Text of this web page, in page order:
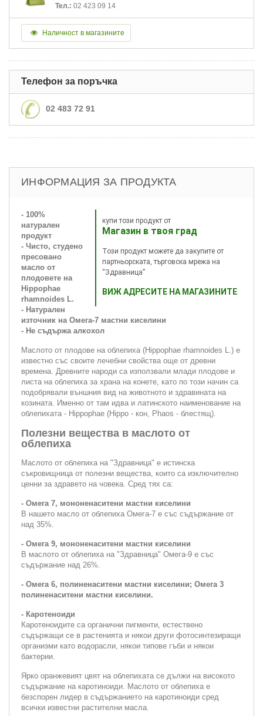
Тел.: 02 423 09 14
Наличност в магазините
Телефон за поръчка
02 483 72 91
ИНФОРМАЦИЯ ЗА ПРОДУКТА
купи този продукт от
Магазин в твоя град
Този продукт можете да закупите от
партньорската, търговска мрежа на
“Здравница”
ВИЖ АДРЕСИТЕ НА МАГАЗИНИТЕ
- 100%
натурален
продукт
- Чисто, студено
пресовано
масло от
плодовете на
Hippophae
rhamnoides L.
- Натурален
източник на Омега-7 мастни киселини
- Не съдържа алкохол
Маслото от плодове на облепиха (Hippophae rhamnoides L.) е
известно със своите лечебни свойства още от древни
времена. Древните народи са използвали млади плодове и
листа на облепиха за храна на конете, като по този начин са
подобрявали външния вид на животното и здравината на
козината. Именно от там идва и латинското наименование на
облепихата - Hippophae (Hippo - кон, Phaos - блестящ).
Полезни вещества в маслото от
облепиха
Маслото от облепиха на "Здравница" е истинска
съкровищница от полезни вещества, които са изключително
ценни за здравето на човека. Сред тях са:
- Омега 7, мононенаситени мастни киселини
В нашето масло от облепиха Омега-7 е със съдържание от
над 35%.
- Омега 9, мононенаситени мастни киселини
В маслото от облепиха на "Здравница" Омега-9 е със
съдържание над 26%.
- Омега 6, полиненаситени мастни киселини; Омега 3
полиненаситени мастни киселини.
- Каротеноиди
Каротeноидите са органични пигменти, естествено
съдържащи се в растенията и някои други фотосинтезиращи
организми като водорасли, някои типове гъби и някои
бактерии.
Ярко оранжевият цвят на облепихата се дължи на високото
съдържание на каротиноиди. Маслото от облепиха е
безспорен лидер в съдържанието на каротиноиди сред
всички известни растителни масла.